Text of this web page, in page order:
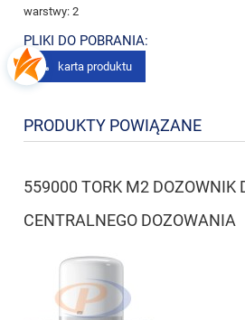
warstwy: 2
PLIKI DO POBRANIA:
karta produktu
PRODUKTY POWIĄZANE
559000 TORK M2 DOZOWNIK
CENTRALNEGO DOZOWANIA